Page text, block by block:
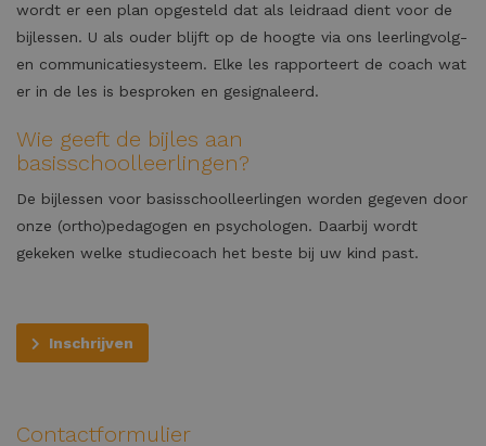
wordt er een plan opgesteld dat als leidraad dient voor de
bijlessen. U als ouder blijft op de hoogte via ons leerlingvolg-
en communicatiesysteem. Elke les rapporteert de coach wat
er in de les is besproken en gesignaleerd.
Wie geeft de bijles aan
basisschoolleerlingen?
De bijlessen voor basisschoolleerlingen worden gegeven door
onze (ortho)pedagogen en psychologen. Daarbij wordt
gekeken welke studiecoach het beste bij uw kind past.
Inschrijven
Contactformulier